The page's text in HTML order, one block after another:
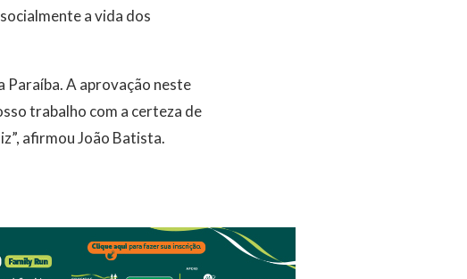
a vida dos
Paraíba. A aprovação neste
trabalho com a certeza de
afirmou João Batista.